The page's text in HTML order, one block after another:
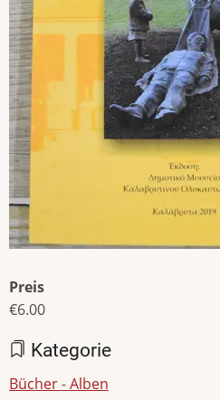
Preis
€6.00
Kategorie
Bücher - Alben